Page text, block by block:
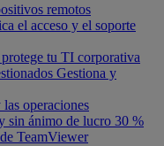
remotos
el acceso y el soporte
tu TI corporativa
Gestiona y
operaciones
sin ánimo de lucro 30 %
TeamViewer